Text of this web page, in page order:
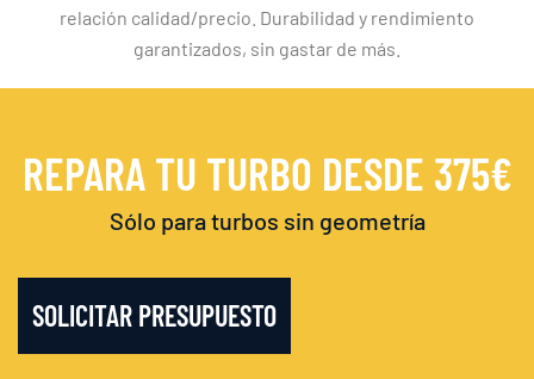
relación calidad/precio. Durabilidad y rendimiento
garantizados, sin gastar de más.
REPARA TU TURBO DESDE 375€
Sólo para turbos sin geometría
SOLICITAR PRESUPUESTO